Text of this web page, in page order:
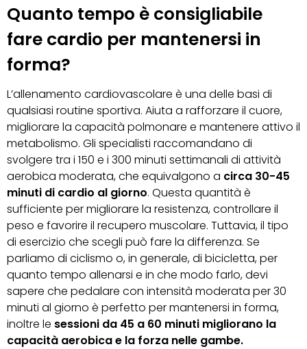
Quanto tempo è consigliabile
fare cardio per mantenersi in
forma?
L’allenamento cardiovascolare è una delle basi di
qualsiasi routine sportiva. Aiuta a rafforzare il cuore,
migliorare la capacità polmonare e mantenere attivo il
metabolismo. Gli specialisti raccomandano di
svolgere tra i 150 e i 300 minuti settimanali di attività
aerobica moderata, che equivalgono a circa 30-45
minuti di cardio al giorno. Questa quantità è
sufficiente per migliorare la resistenza, controllare il
peso e favorire il recupero muscolare. Tuttavia, il tipo
di esercizio che scegli può fare la differenza. Se
parliamo di ciclismo o, in generale, di bicicletta, per
quanto tempo allenarsi e in che modo farlo, devi
sapere che pedalare con intensità moderata per 30
minuti al giorno è perfetto per mantenersi in forma,
inoltre le sessioni da 45 a 60 minuti migliorano la
capacità aerobica e la forza nelle gambe.